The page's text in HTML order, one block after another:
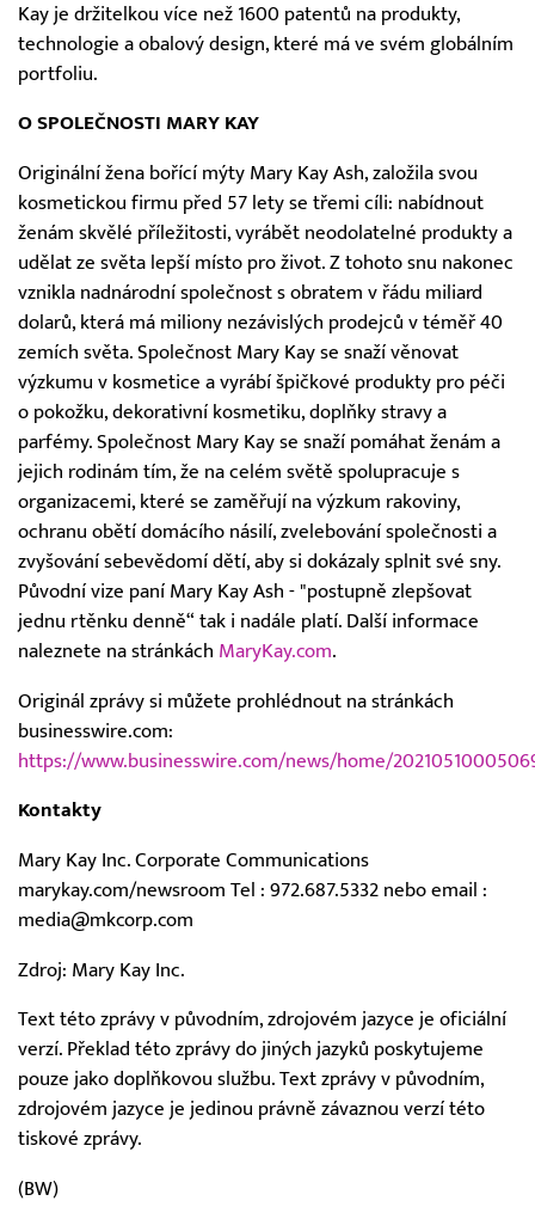
Kay je držitelkou více než 1600 patentů na produkty,
technologie a obalový design, které má ve svém globálním
portfoliu.
O SPOLEČNOSTI MARY KAY
Originální žena bořící mýty Mary Kay Ash, založila svou
kosmetickou firmu před 57 lety se třemi cíli: nabídnout
ženám skvělé příležitosti, vyrábět neodolatelné produkty a
udělat ze světa lepší místo pro život. Z tohoto snu nakonec
vznikla nadnárodní společnost s obratem v řádu miliard
dolarů, která má miliony nezávislých prodejců v téměř 40
zemích světa. Společnost Mary Kay se snaží věnovat
výzkumu v kosmetice a vyrábí špičkové produkty pro péči
o pokožku, dekorativní kosmetiku, doplňky stravy a
parfémy. Společnost Mary Kay se snaží pomáhat ženám a
jejich rodinám tím, že na celém světě spolupracuje s
organizacemi, které se zaměřují na výzkum rakoviny,
ochranu obětí domácího násilí, zvelebování společnosti a
zvyšování sebevědomí dětí, aby si dokázaly splnit své sny.
Původní vize paní Mary Kay Ash - "postupně zlepšovat
jednu rtěnku denně“ tak i nadále platí. Další informace
naleznete na stránkách MaryKay.com.
Originál zprávy si můžete prohlédnout na stránkách
businesswire.com:
https://www.businesswire.com/news/home/
Kontakty
Mary Kay Inc. Corporate Communications
marykay.com/newsroom Tel : 972.687.5332 nebo email :
media@mkcorp.com
Zdroj: Mary Kay Inc.
Text této zprávy v původním, zdrojovém jazyce je oficiální
verzí. Překlad této zprávy do jiných jazyků poskytujeme
pouze jako doplňkovou službu. Text zprávy v původním,
zdrojovém jazyce je jedinou právně závaznou verzí této
tiskové zprávy.
(BW)